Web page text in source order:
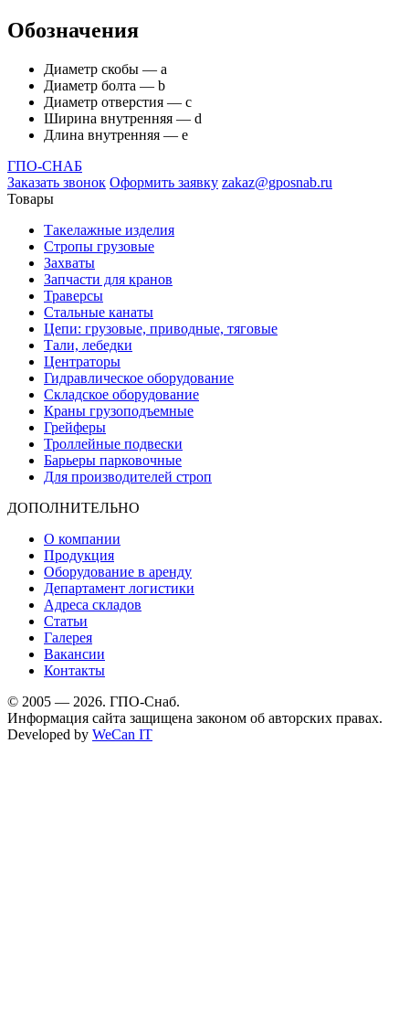
Обозначения
Диаметр скобы — а
Диаметр болта — b
Диаметр отверстия — с
Ширина внутренняя — d
Длина внутренняя — е
ГПО-СНАБ
Заказать звонок Оформить заявку zakaz@gposnab.ru
Товары
Такелажные изделия
Стропы грузовые
Захваты
Запчасти для кранов
Траверсы
Стальные канаты
Цепи: грузовые, приводные, тяговые
Тали, лебедки
Центраторы
Гидравлическое оборудование
Складское оборудование
Краны грузоподъемные
Грейферы
Троллейные подвески
Барьеры парковочные
Для производителей строп
ДОПОЛНИТЕЛЬНО
О компании
Продукция
Оборудование в аренду
Департамент логистики
Адреса складов
Статьи
Галерея
Вакансии
Контакты
© 2005 — 2026. ГПО-Снаб.
Информация сайта защищена законом об авторских правах.
Developed by WeCan IT